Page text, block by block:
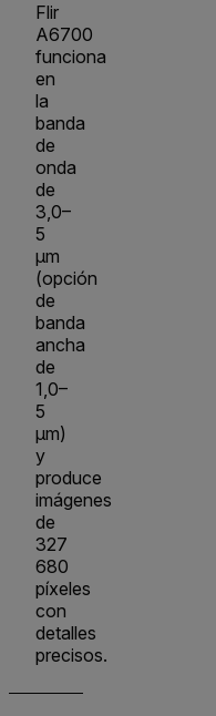
Flir
A6700
funciona
en
la
banda
de
onda
de
3,0–
5
µm
(opción
de
banda
ancha
de
1,0–
5
µm)
y
produce
imágenes
de
327
680
píxeles
con
detalles
precisos.